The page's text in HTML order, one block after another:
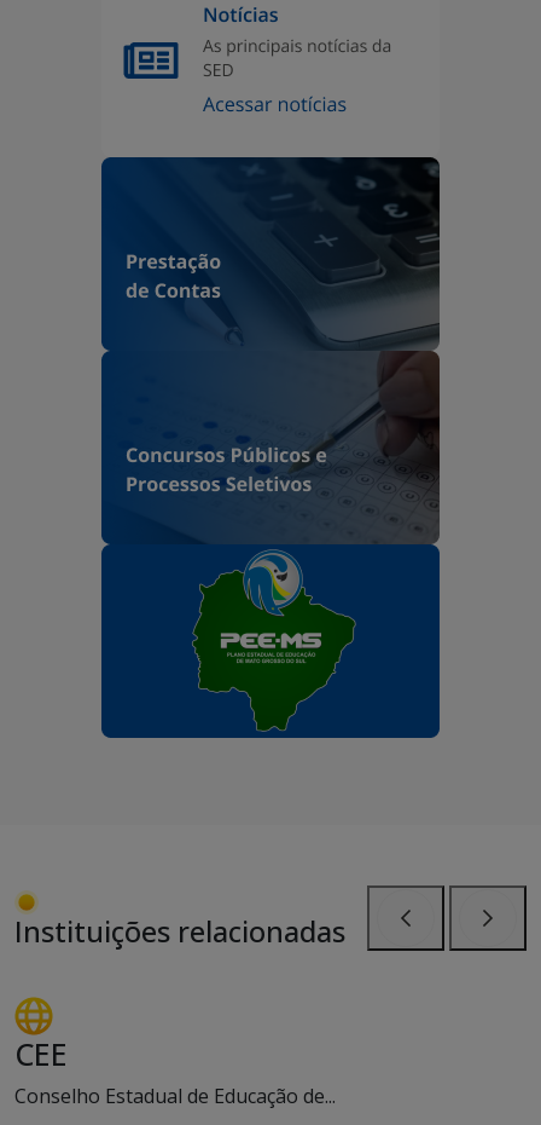
Instituições relacionadas
CEE
Conselho Estadual de Educação de...